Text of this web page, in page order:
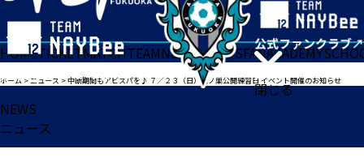
閉じる
HOMETICKETMATCHTEAMNEWSGOODSFANACADEMY
ホーム >ニュース >中断期間もアビスパを♪ ７／２３（日）雁ノ巣公開練習日 イベント開催のお知らせ
NEWS
ニュース